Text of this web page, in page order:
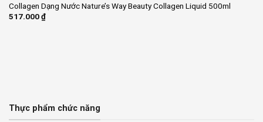
Collagen Dạng Nước Nature’s Way Beauty Collagen Liquid 500ml
517.000₫
Thực phẩm chức năng